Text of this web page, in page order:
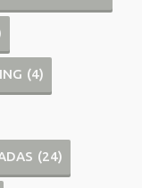
(4)
(24)